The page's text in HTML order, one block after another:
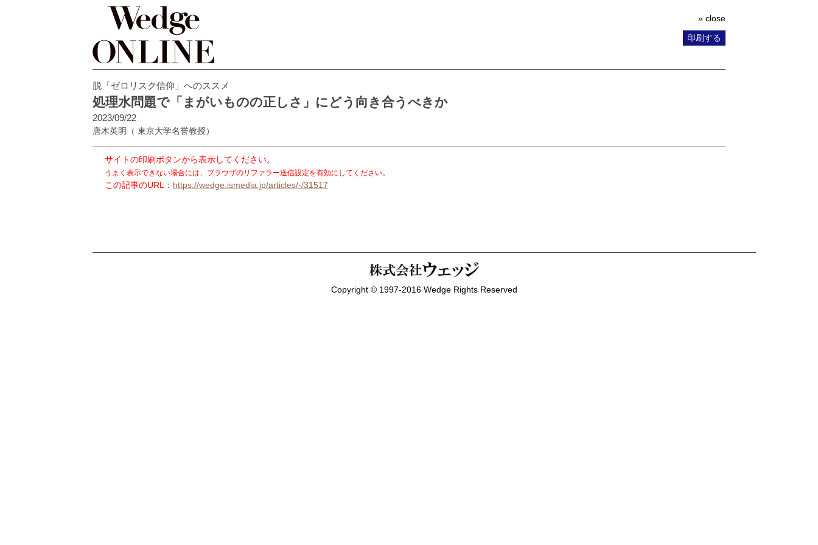
» close
印刷する
脱「ゼロリスク信仰」へのススメ
処理水問題で「まがいものの正しさ」にどう向き合うべきか
2023/09/22
唐木英明 （ 東京大学名誉教授）
サイトの印刷ボタンから表示してください。
うまく表示できない場合には、ブラウザのリファラー送信設定を有効にしてください。
この記事のURL： https://wedge.ismedia.jp/articles/-/31517
Copyright © 1997-2016 Wedge Rights Reserved